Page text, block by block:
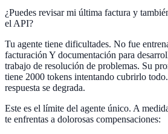
¿Puedes revisar mi última factura y
el API?
Tu agente tiene dificultades. No fue
facturación Y documentación para
trabajo de resolución de problemas. Su
tiene 2000 tokens intentando cubrirlo
respuesta se degrada.
Este es el límite del agente único. A
te enfrentas a dolorosas compensaciones: